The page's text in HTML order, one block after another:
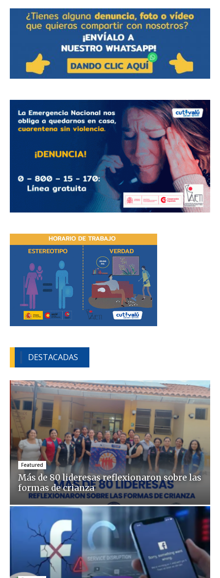
DESTACADAS
Featured
Más de 80 lideresas reflexionaron sobre las
formas de crianza